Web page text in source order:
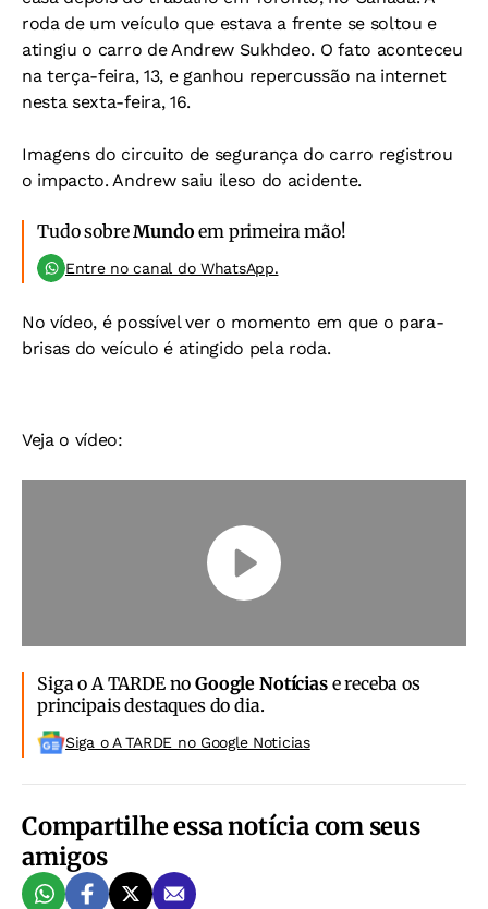
roda de um veículo que estava a frente se soltou e
atingiu o carro de Andrew Sukhdeo. O fato aconteceu
na terça-feira, 13, e ganhou repercussão na internet
nesta sexta-feira, 16.
Imagens do circuito de segurança do carro registrou
o impacto. Andrew saiu ileso do acidente.
Tudo sobreMundo em primeira mão!
Entre no canal do WhatsApp.
No vídeo, é possível ver o momento em que o para-
brisas do veículo é atingido pela roda.
Veja o vídeo:
Siga o A TARDE noGoogle Notíciase receba os
principais destaques do dia.
Siga o A TARDE no Google Noticias
Compartilhe essa notícia com seus
amigos